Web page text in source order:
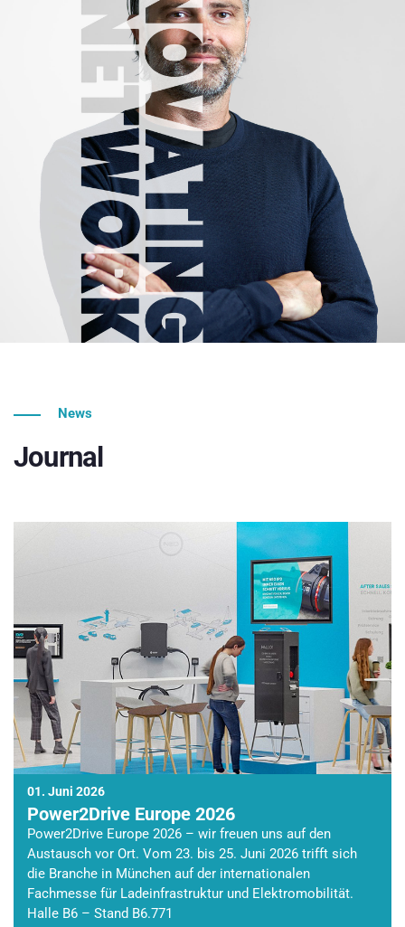
News
Journal
01. Juni 2026
Power2Drive Europe 2026
Power2Drive Europe 2026 – wir freuen uns auf den
Austausch vor Ort. Vom 23. bis 25. Juni 2026 trifft sich
die Branche in München auf der internationalen
Fachmesse für Ladeinfrastruktur und Elektromobilität.
Halle B6 – Stand B6.771